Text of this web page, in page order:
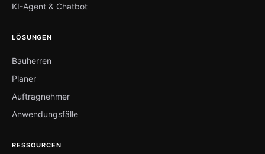
KI-Agent & Chatbot
LÖSUNGEN
Bauherren
Planer
Auftragnehmer
Anwendungsfälle
RESSOURCEN